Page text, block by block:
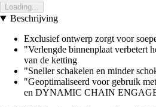
Loading...
Beschrijving
Exclusief ontwerp zorgt voor
"Verlengde binnenplaat verbetert
van de ketting
"Sneller schakelen en minder
"Geoptimaliseerd voor gebruik
en DYNAMIC CHAIN